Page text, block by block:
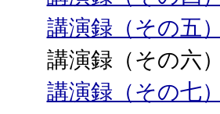
講演録（その五）
講演録（その六）
講演録（その七）